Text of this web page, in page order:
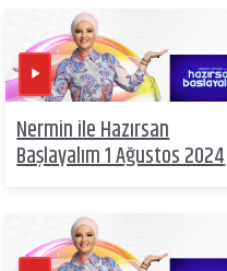
Nermin ile Hazırsan
Başlayalım 1 Ağustos 2024